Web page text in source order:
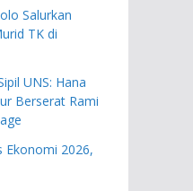
Salurkan
TK di
UNS: Hana
Berserat Rami
Ekonomi 2026,